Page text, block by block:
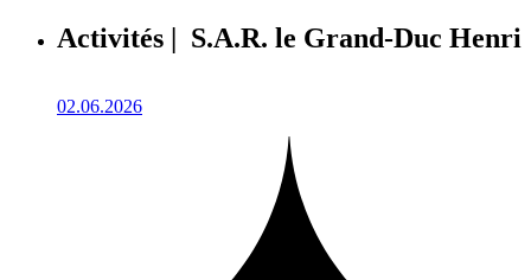
Activités | S.A.R. le Grand-Duc Henri
02.06.2026